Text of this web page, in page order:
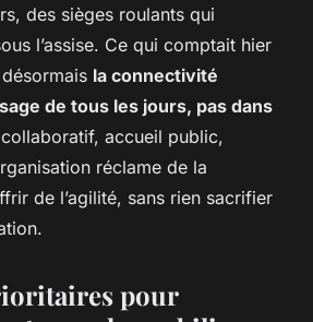
des sièges roulants qui
l’assise. Ce qui comptait hier
la connectivité
de tous les jours, pas dans
accueil public,
réclame de la
de l’agilité, sans rien sacrifier
pour